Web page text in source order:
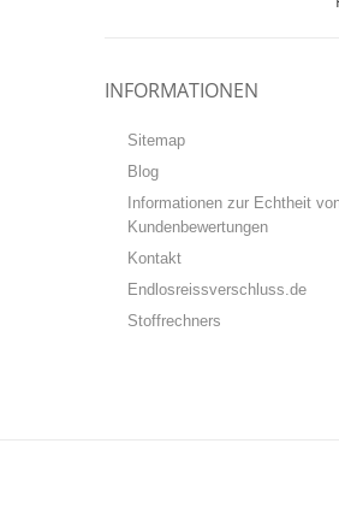
INFORMATIONEN
Sitemap
Blog
Informationen zur Echtheit
Kundenbewertungen
Kontakt
Endlosreissverschluss.de
Stoffrechners